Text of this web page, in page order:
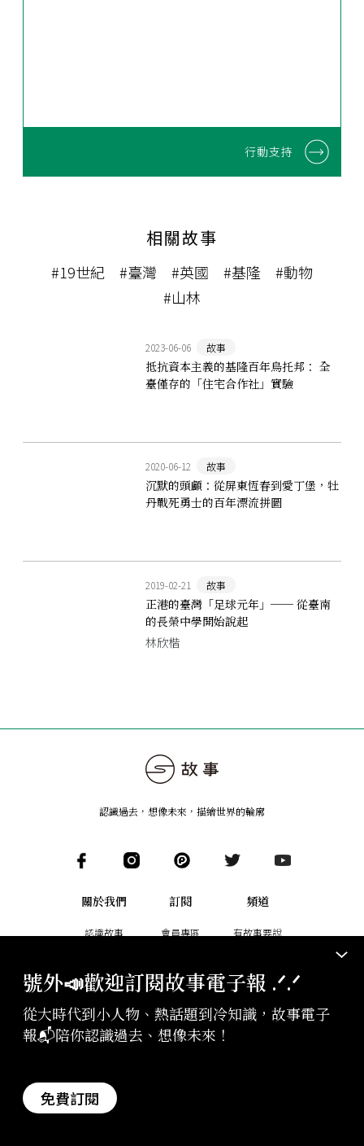
行動支持
相關故事
#19世紀 #臺灣 #英國 #基隆
#動物
#山林
2023-06-06 故事
抵抗資本主義的基隆百年烏托邦： 全
臺僅存的「住宅合作社」實驗
2020-06-12 故事
沉默的頭顱：從屏東恆春到愛丁堡，牡
丹戰死勇士的百年漂流拼圖
2019-02-21 故事
正港的臺灣「足球元年」── 從臺南
的長榮中學開始說起
林欣楷
號外📣歡迎訂閱故事電子報 .ᐟ‪‪.ᐟ
從大時代到小人物、熱話題到冷知識，故事電子
報📬陪你認識過去、想像未來！
免費訂閱
認識過去，想像未來 ， 描繪世界的輪廓
關於我們
認識故事
成為作者
加入團隊
訂閱
會員專區
頻道
有故事要說
故事
用故事讓你知曉世界大事